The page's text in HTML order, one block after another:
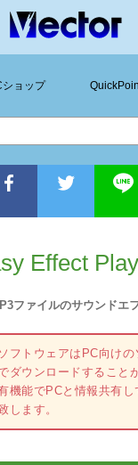
ショップ
Effect
ファイルのサウンドエ
フトウェアはPC向け
ダウンロードすること
機能でPCと情報共有
します。